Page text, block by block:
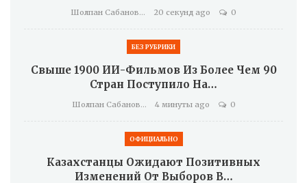
Шолпан Сабанова 20 секунд ago 0
БЕЗ РУБРИКИ
Свыше 1900 ИИ-Фильмов Из Более Чем 90
Стран Поступило На…
Шолпан Сабанова 4 минуты ago 0
ОФИЦИАЛЬНО
Казахстанцы Ожидают Позитивных
Изменений От Выборов В…